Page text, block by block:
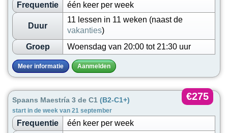
Frequentie één keer per week
Duur
11 lessen in 11 weken (naast de
vakanties)
Groep
Woensdag van 20:00 tot 21:30 uur
Meer informatie Aanmelden
Spaans Maestría 3 de C1 (B2-C1+)
start in de week van 21 september
€275
Frequentie één keer per week